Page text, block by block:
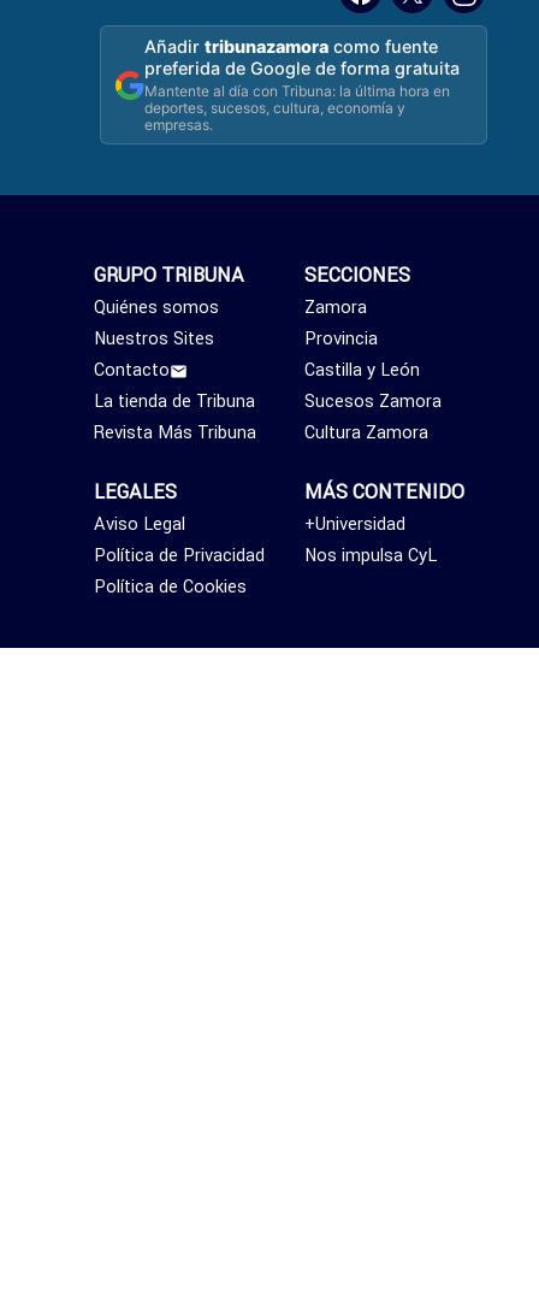
Añadirtribunazamora como fuente
preferida de Google de forma gratuita
Mantente al día con Tribuna: la última hora en
deportes, sucesos, cultura, economía y
empresas.
SECCIONES
Zamora
Provincia
Castilla y León
Sucesos Zamora
Cultura Zamora
MÁS CONTENIDO
+Universidad
Nos impulsa CyL
GRUPO TRIBUNA
Quiénes somos
Nuestros Sites
Contacto
La tienda de Tribuna
Revista Más Tribuna
LEGALES
Aviso Legal
Política de Privacidad
Política de Cookies